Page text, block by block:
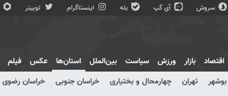
سروش آی گپ بله اینستاگرام توییتر
اقتصاد بازار ورزش سیاست بین‌الملل
استان‌ها
بوشهر تهران چهارمحال و بختیاری خراسان جنوبی خراسان رضوی
عکس فیلم